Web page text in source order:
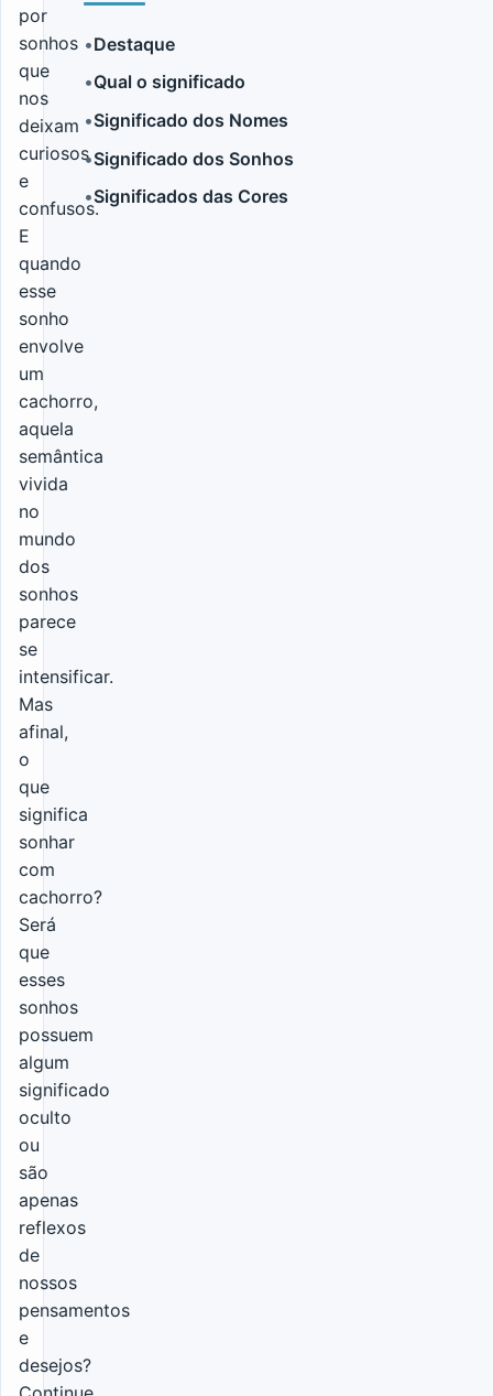
por
sonhos
que
nos
deixam
curiosos
e
confusos.
E
quando
esse
sonho
envolve
um
cachorro,
aquela
semântica
vivida
no
mundo
dos
sonhos
parece
se
intensificar.
Mas
afinal,
o
que
significa
sonhar
com
cachorro?
Será
que
esses
sonhos
possuem
algum
significado
oculto
ou
são
apenas
reflexos
de
nossos
pensamentos
e
desejos?
LER MAIS
•Destaque
•Qual o significado
•Significado dos Nomes
•Significado dos Sonhos
•Significados das Cores